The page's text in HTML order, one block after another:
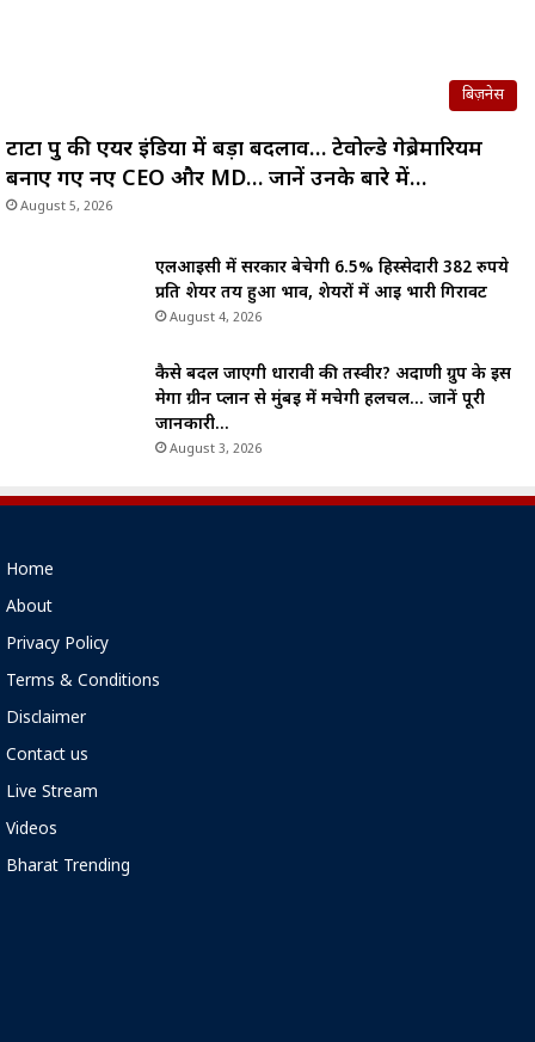
बिज़नेस
टाटा ग्रुप की एयर इंडिया में बड़ा बदलाव… टेवोल्डे गेब्रेमारियम
बनाए गए नए CEO और MD… जानें उनके बारे में…
August 5, 2026
एलआईसी में सरकार बेचेगी 6.5% हिस्सेदारी 382 रुपये
प्रति शेयर तय हुआ भाव, शेयरों में आई भारी गिरावट
August 4, 2026
कैसे बदल जाएगी धारावी की तस्वीर? अदाणी ग्रुप के इस
मेगा ग्रीन प्लान से मुंबई में मचेगी हलचल… जानें पूरी
जानकारी…
August 3, 2026
Home
About
Privacy Policy
Terms & Conditions
Disclaimer
Contact us
Live Stream
Videos
Bharat Trending